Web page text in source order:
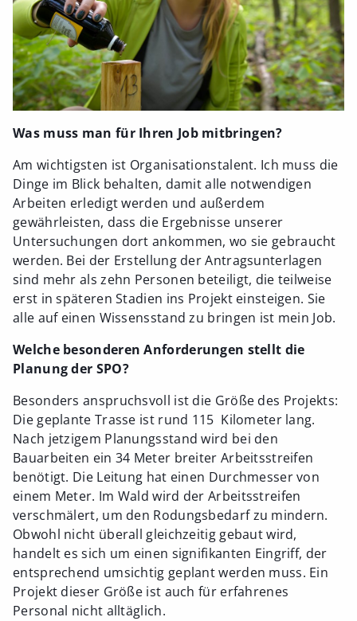
Was muss man für Ihren Job mitbringen?
Am wichtigsten ist Organisationstalent. Ich muss die
Dinge im Blick behalten, damit alle notwendigen
Arbeiten erledigt werden und außerdem
gewährleisten, dass die Ergebnisse unserer
Untersuchungen dort ankommen, wo sie gebraucht
werden. Bei der Erstellung der Antragsunterlagen
sind mehr als zehn Personen beteiligt, die teilweise
erst in späteren Stadien ins Projekt einsteigen. Sie
alle auf einen Wissensstand zu bringen ist mein Job.
Welche besonderen Anforderungen stellt die
Planung der SPO?
Besonders anspruchsvoll ist die Größe des Projekts:
Die geplante Trasse ist rund 115 Kilometer lang.
Nach jetzigem Planungsstand wird bei den
Bauarbeiten ein 34 Meter breiter Arbeitsstreifen
benötigt. Die Leitung hat einen Durchmesser von
einem Meter. Im Wald wird der Arbeitsstreifen
verschmälert, um den Rodungsbedarf zu mindern.
Obwohl nicht überall gleichzeitig gebaut wird,
handelt es sich um einen signifikanten Eingriff, der
entsprechend umsichtig geplant werden muss. Ein
Projekt dieser Größe ist auch für erfahrenes
Personal nicht alltäglich.